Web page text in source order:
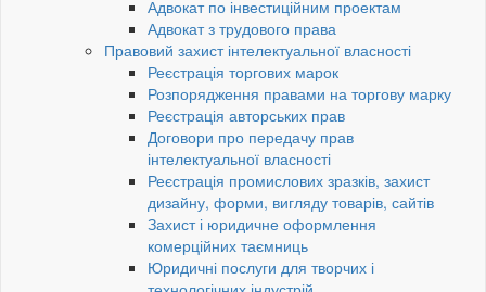
Адвокат по інвестиційним проектам
Адвокат з трудового права
Правовий захист інтелектуальної власності
Реєстрація торгових марок
Розпорядження правами на торгову марку
Реєстрація авторських прав
Договори про передачу прав
інтелектуальної власності
Реєстрація промислових зразків, захист
дизайну, форми, вигляду товарів, сайтів
Захист і юридичне оформлення
комерційних таємниць
Юридичні послуги для творчих і